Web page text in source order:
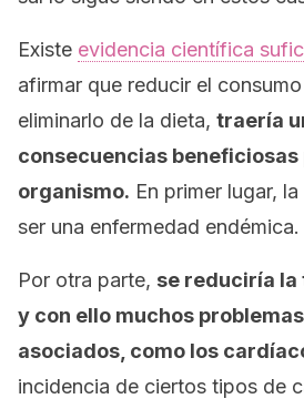
Existe evidencia científica
afirmar que reducir el
eliminarlo de la dieta, traería
consecuencias beneficiosas
organismo. En primer lugar,
ser una enfermedad endémica.
Por otra parte, se reduciría la
y con ello muchos
asociados, como los
incidencia de ciertos tipos de